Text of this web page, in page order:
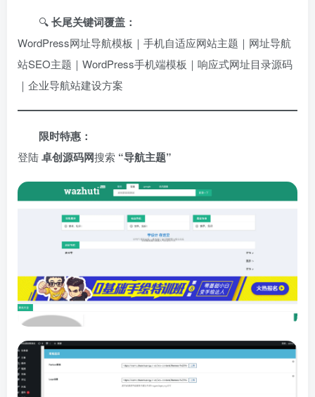
🔍 ​长尾关键词覆盖：​
WordPress网址导航模板｜手机自适应网站主题｜网址导航
站SEO主题｜WordPress手机端模板｜响应式网址目录源码
｜企业导航站建设方案
限时特惠：​
登陆 ​卓创源码网搜索 ​ ​“导航主题”​